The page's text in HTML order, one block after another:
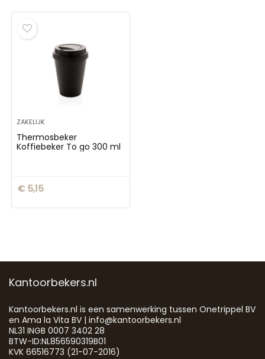
ZAKELIJK
Thermosbeker
Koffiebeker To go 300 ml
€5,15
Kantoorbekers.nl
Kantoorbekers.nl is een samenwerking tussen Onetrippel BV
en Ama la Vita BV | info@kantoorbekers.nl
NL31 INGB 0007 3402 28
BTW-ID:NL856590319B01
KVK 66516773 (21-07-2016)